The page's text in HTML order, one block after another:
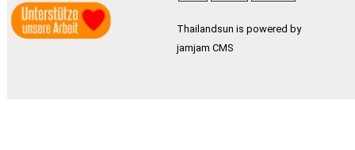
Thailandsun is powered by
jamjam CMS